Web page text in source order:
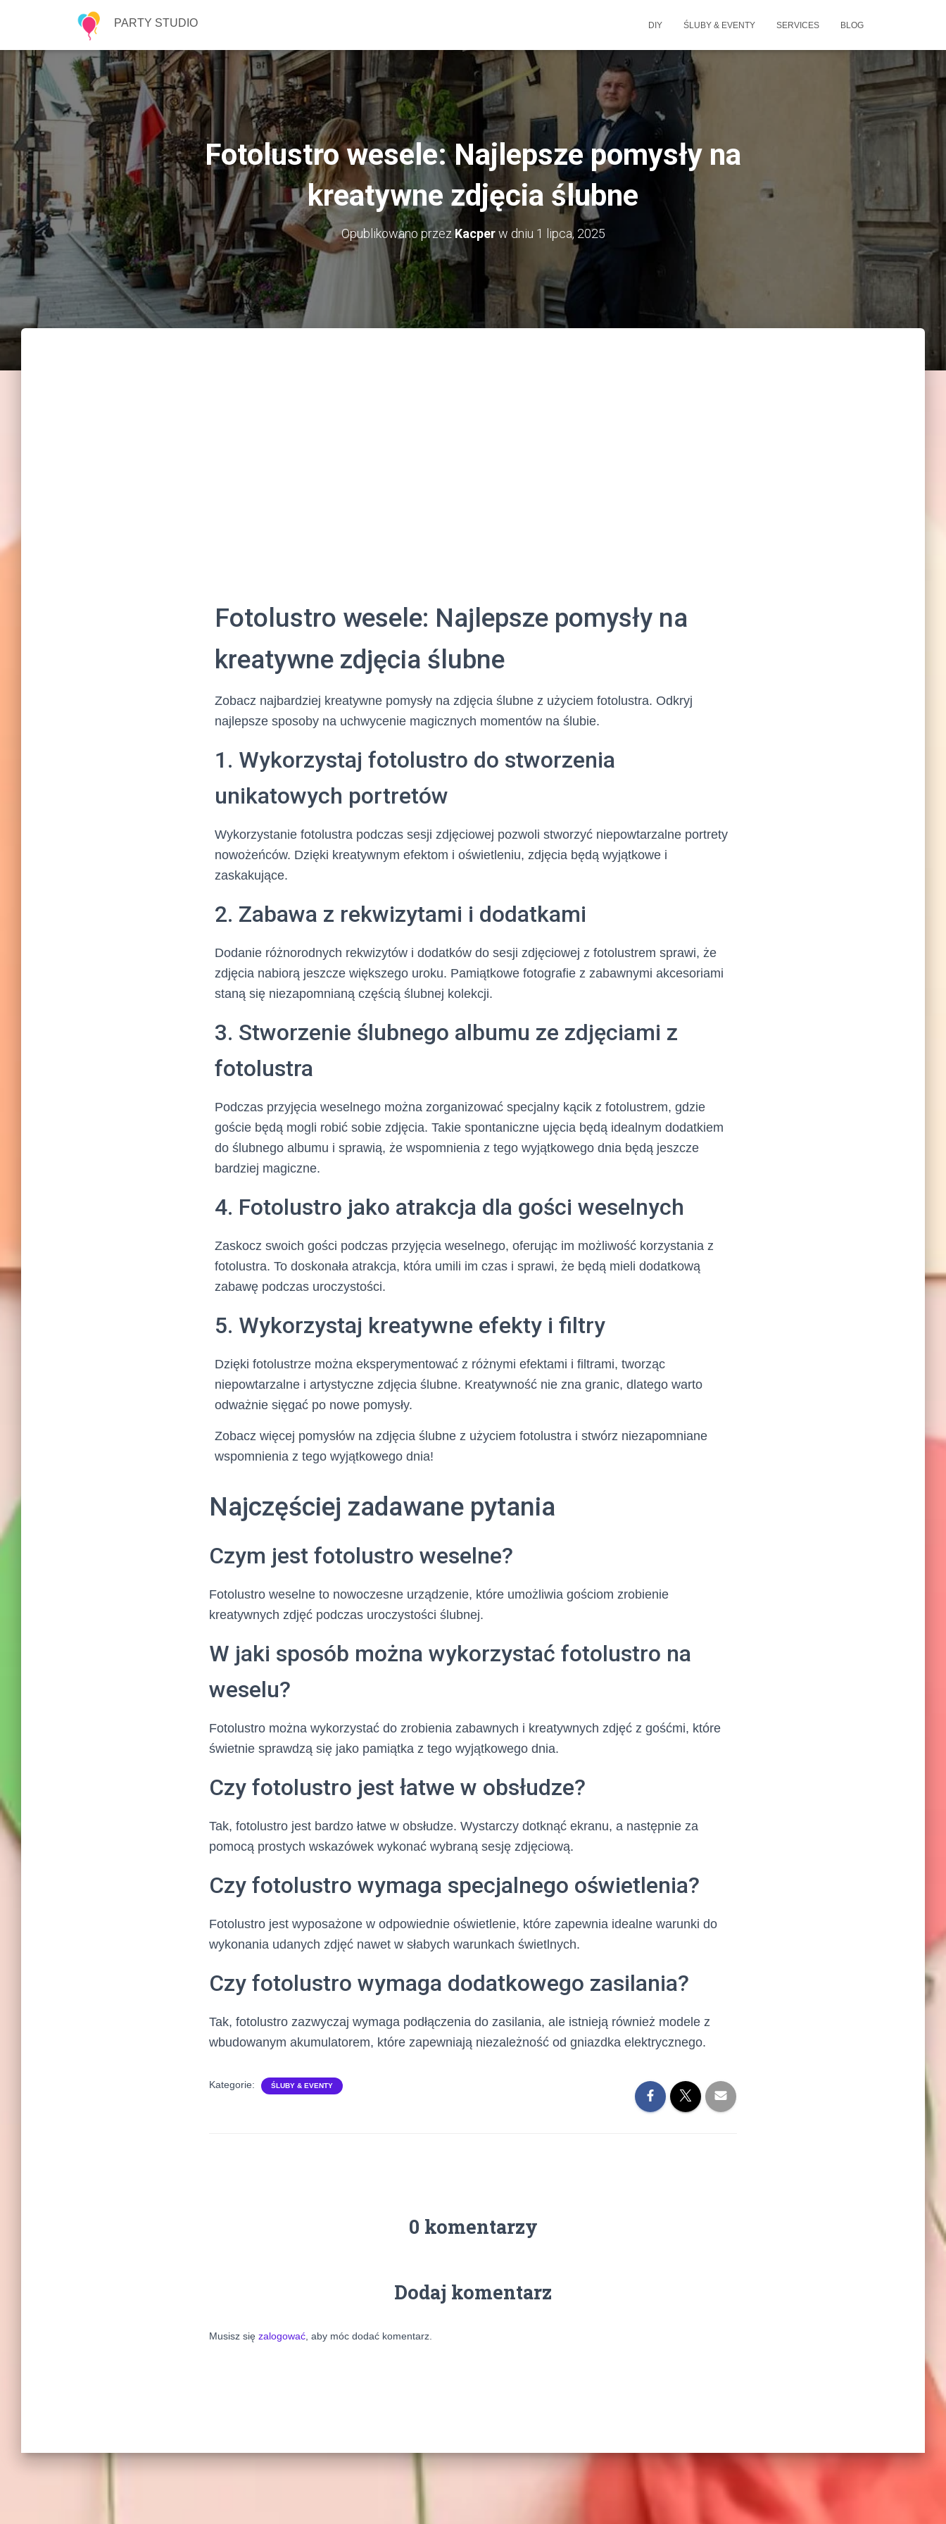
PARTY STUDIO DIY ŚLUBY & EVENTY SERVICES BLOG
Fotolustro wesele: Najlepsze pomysły na
kreatywne zdjęcia ślubne
Opublikowano przezKacperw dniu 1 lipca, 2025
Fotolustro wesele: Najlepsze pomysły na
kreatywne zdjęcia ślubne
Zobacz najbardziej kreatywne pomysły na zdjęcia ślubne z użyciem fotolustra. Odkryj
najlepsze sposoby na uchwycenie magicznych momentów na ślubie.
1. Wykorzystaj fotolustro do stworzenia
unikatowych portretów
Wykorzystanie fotolustra podczas sesji zdjęciowej pozwoli stworzyć niepowtarzalne portrety
nowożeńców. Dzięki kreatywnym efektom i oświetleniu, zdjęcia będą wyjątkowe i
zaskakujące.
2. Zabawa z rekwizytami i dodatkami
Dodanie różnorodnych rekwizytów i dodatków do sesji zdjęciowej z fotolustrem sprawi, że
zdjęcia nabiorą jeszcze większego uroku. Pamiątkowe fotografie z zabawnymi akcesoriami
staną się niezapomnianą częścią ślubnej kolekcji.
3. Stworzenie ślubnego albumu ze zdjęciami z
fotolustra
Podczas przyjęcia weselnego można zorganizować specjalny kącik z fotolustrem, gdzie
goście będą mogli robić sobie zdjęcia. Takie spontaniczne ujęcia będą idealnym dodatkiem
do ślubnego albumu i sprawią, że wspomnienia z tego wyjątkowego dnia będą jeszcze
bardziej magiczne.
4. Fotolustro jako atrakcja dla gości weselnych
Zaskocz swoich gości podczas przyjęcia weselnego, oferując im możliwość korzystania z
fotolustra. To doskonała atrakcja, która umili im czas i sprawi, że będą mieli dodatkową
zabawę podczas uroczystości.
5. Wykorzystaj kreatywne efekty i filtry
Dzięki fotolustrze można eksperymentować z różnymi efektami i filtrami, tworząc
niepowtarzalne i artystyczne zdjęcia ślubne. Kreatywność nie zna granic, dlatego warto
odważnie sięgać po nowe pomysły.
Zobacz więcej pomysłów na zdjęcia ślubne z użyciem fotolustra i stwórz niezapomniane
wspomnienia z tego wyjątkowego dnia!
Najczęściej zadawane pytania
Czym jest fotolustro weselne?
Fotolustro weselne to nowoczesne urządzenie, które umożliwia gościom zrobienie
kreatywnych zdjęć podczas uroczystości ślubnej.
W jaki sposób można wykorzystać fotolustro na
weselu?
Fotolustro można wykorzystać do zrobienia zabawnych i kreatywnych zdjęć z gośćmi, które
świetnie sprawdzą się jako pamiątka z tego wyjątkowego dnia.
Czy fotolustro jest łatwe w obsłudze?
Tak, fotolustro jest bardzo łatwe w obsłudze. Wystarczy dotknąć ekranu, a następnie za
pomocą prostych wskazówek wykonać wybraną sesję zdjęciową.
Czy fotolustro wymaga specjalnego oświetlenia?
Fotolustro jest wyposażone w odpowiednie oświetlenie, które zapewnia idealne warunki do
wykonania udanych zdjęć nawet w słabych warunkach świetlnych.
Czy fotolustro wymaga dodatkowego zasilania?
Tak, fotolustro zazwyczaj wymaga podłączenia do zasilania, ale istnieją również modele z
wbudowanym akumulatorem, które zapewniają niezależność od gniazdka elektrycznego.
Kategorie: ŚLUBY & EVENTY
0 komentarzy
Dodaj komentarz
Musisz się zalogować , aby móc dodać komentarz.